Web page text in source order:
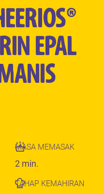
EPAL
MASA MEMASAK
2 min.
TAHAP KEMAHIRAN